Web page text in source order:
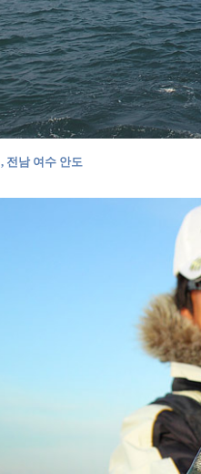
전남 여수 안도